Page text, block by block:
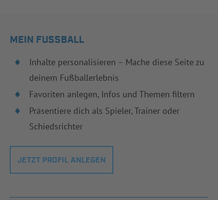
MEIN FUSSBALL
Inhalte personalisieren – Mache diese Seite zu
deinem Fußballerlebnis
Favoriten anlegen, Infos und Themen filtern
Präsentiere dich als Spieler, Trainer oder
Schiedsrichter
JETZT PROFIL ANLEGEN